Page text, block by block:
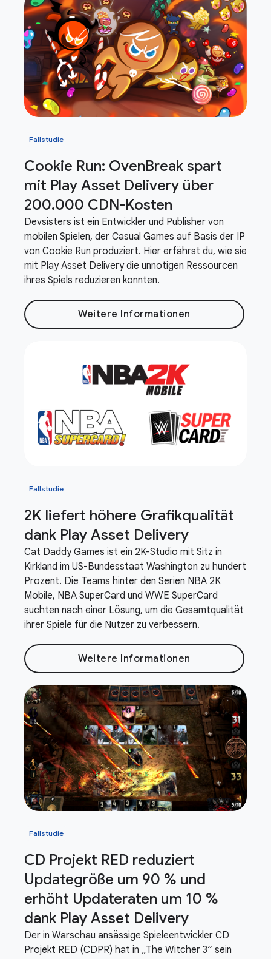
Fallstudie
Cookie Run: OvenBreak spart
mit Play Asset Delivery über
200.000 CDN-Kosten
Devsisters ist ein Entwickler und Publisher von
mobilen Spielen, der Casual Games auf Basis der IP
von Cookie Run produziert. Hier erfährst du, wie sie
mit Play Asset Delivery die unnötigen Ressourcen
ihres Spiels reduzieren konnten.
Weitere Informationen
Fallstudie
2K liefert höhere Grafikqualität
dank Play Asset Delivery
Cat Daddy Games ist ein 2K-Studio mit Sitz in
Kirkland im US-Bundesstaat Washington zu hundert
Prozent. Die Teams hinter den Serien NBA 2K
Mobile, NBA SuperCard und WWE SuperCard
suchten nach einer Lösung, um die Gesamtqualität
ihrer Spiele für die Nutzer zu verbessern.
Weitere Informationen
Fallstudie
CD Projekt RED reduziert
Updategröße um 90 % und
erhöht Updateraten um 10 %
dank Play Asset Delivery
Der in Warschau ansässige Spieleentwickler CD
Projekt RED (CDPR) hat in „The Witcher 3“ sein